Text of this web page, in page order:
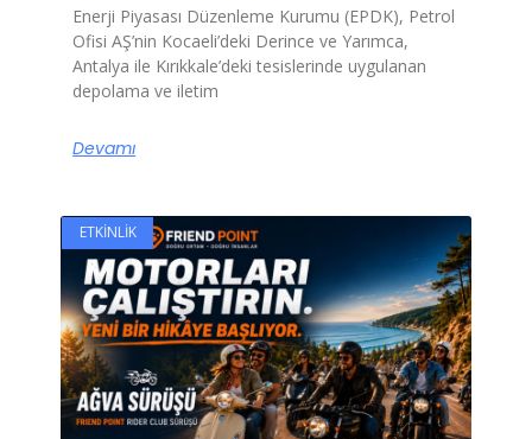
Enerji Piyasası Düzenleme Kurumu (EPDK), Petrol
Ofisi AŞ’nin Kocaeli’deki Derince ve Yarımca,
Antalya ile Kırıkkale’deki tesislerinde uygulanan
depolama ve iletim
Devamı
ETKINLIK